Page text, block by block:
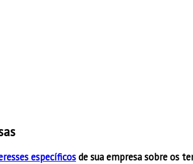
específicosde sua empresa sobre os